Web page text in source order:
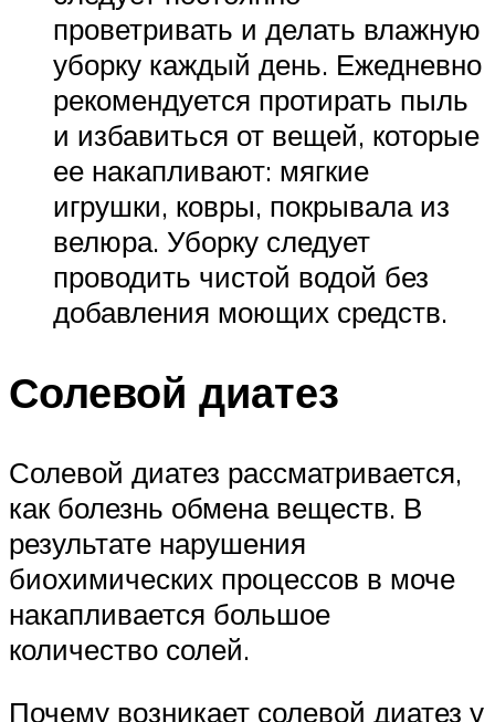
проветривать и делать влажную
уборку каждый день. Ежедневно
рекомендуется протирать пыль
и избавиться от вещей, которые
ее накапливают: мягкие
игрушки, ковры, покрывала из
велюра. Уборку следует
проводить чистой водой без
добавления моющих средств.
Солевой диатез
Солевой диатез рассматривается,
как болезнь обмена веществ. В
результате нарушения
биохимических процессов в моче
накапливается большое
количество солей.
Почему возникает солевой диатез у